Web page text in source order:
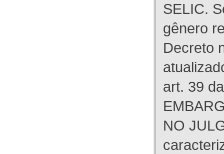
SELIC.
gênero
Decreto
art. 39
NO